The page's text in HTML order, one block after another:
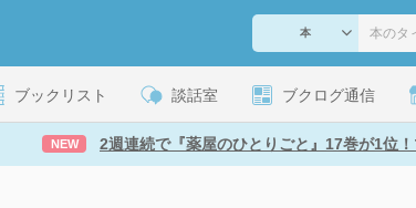
ブックリスト 談話室 ブクログ通信
NEW 2週連続で『薬屋のひとりごと』17巻が1位